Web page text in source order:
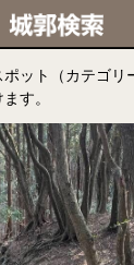
ット（カテゴリ
す。